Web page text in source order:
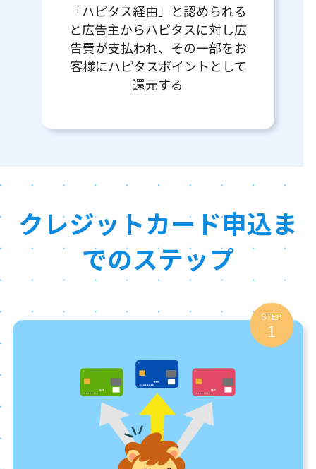
「ハピタス経由」と認められる
と広告主からハピタスに対し広
告費が支払われ、その一部をお
客様にハピタスポイントとして
還元する
クレジットカード申込ま
でのステップ
STEP
1